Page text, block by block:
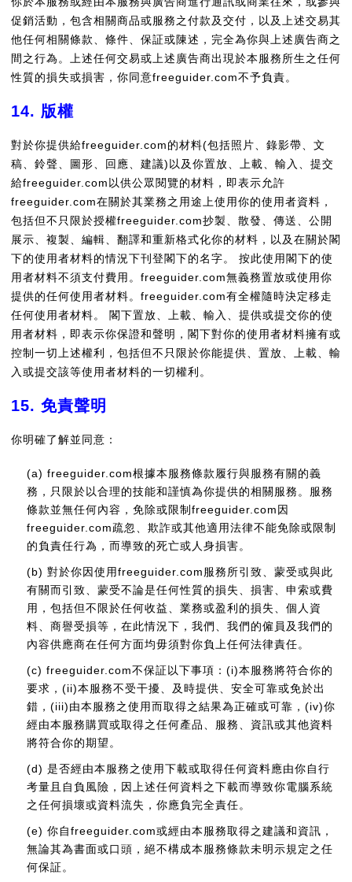
促銷活動，包含相關商品或服務之付款及交付，以及上述交易其
他任何相關條款、條件、保証或陳述，完全為你與上述廣告商之
間之行為。上述任何交易或上述廣告商出現於本服務所生之任何
性質的損失或損害，你同意freeguider.com不予負責。
14. 版權
對於你提供給freeguider.com的材料(包括照片、錄影帶、文
稿、鈴聲、圖形、回應、建議)以及你置放、上載、輸入、提交
給freeguider.com以供公眾閱覽的材料，即表示允許
freeguider.com在關於其業務之用途上使用你的使用者資料，
包括但不只限於授權freeguider.com抄製、散發、傳送、公開
展示、複製、編輯、翻譯和重新格式化你的材料，以及在關於閣
下的使用者材料的情況下刊登閣下的名字。 按此使用閣下的使
用者材料不須支付費用。freeguider.com無義務置放或使用你
提供的任何使用者材料。freeguider.com有全權隨時決定移走
任何使用者材料。 閣下置放、上載、輸入、提供或提交你的使
用者材料，即表示你保證和聲明，閣下對你的使用者材料擁有或
控制一切上述權利，包括但不只限於你能提供、置放、上載、輸
入或提交該等使用者材料的一切權利。
15. 免責聲明
你明確了解並同意：
(a) freeguider.com根據本服務條款履行與服務有關的義
務，只限於以合理的技能和謹慎為你提供的相關服務。服務
條款並無任何內容，免除或限制freeguider.com因
freeguider.com疏忽、欺詐或其他適用法律不能免除或限制
的負責任行為，而導致的死亡或人身損害。
(b) 對於你因使用freeguider.com服務所引致、蒙受或與此
有關而引致、蒙受不論是任何性質的損失、損害、申索或費
用，包括但不限於任何收益、業務或盈利的損失、個人資
料、商譽受損等，在此情況下，我們、我們的僱員及我們的
內容供應商在任何方面均毋須對你負上任何法律責任。
(c) freeguider.com不保証以下事項：(i)本服務將符合你的
要求，(ii)本服務不受干擾、及時提供、安全可靠或免於出
錯，(iii)由本服務之使用而取得之結果為正確或可靠，(iv)你
經由本服務購買或取得之任何產品、服務、資訊或其他資料
將符合你的期望。
(d) 是否經由本服務之使用下載或取得任何資料應由你自行
考量且自負風險，因上述任何資料之下載而導致你電腦系統
之任何損壞或資料流失，你應負完全責任。
(e) 你自freeguider.com或經由本服務取得之建議和資訊，
無論其為書面或口頭，絕不構成本服務條款未明示規定之任
何保証。